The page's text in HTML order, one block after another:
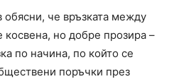
че връзката между
но добре прозира –
по начина, по който се
поръчки през